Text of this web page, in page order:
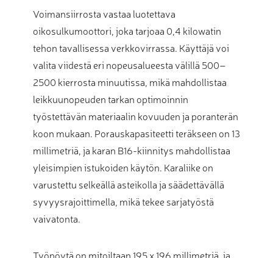
Voimansiirrosta vastaa luotettava
oikosulkumoottori, joka tarjoaa 0,4 kilowatin
tehon tavallisessa verkkovirrassa. Käyttäjä voi
valita viidestä eri nopeusalueesta välillä 500–
2500 kierrosta minuutissa, mikä mahdollistaa
leikkuunopeuden tarkan optimoinnin
työstettävän materiaalin kovuuden ja poranterän
koon mukaan. Porauskapasiteetti teräkseen on 13
millimetriä, ja karan B16-kiinnitys mahdollistaa
yleisimpien istukoiden käytön. Karaliike on
varustettu selkeällä asteikolla ja säädettävällä
syvyysrajoittimella, mikä tekee sarjatyöstä
vaivatonta.
Työpöytä on mitoiltaan 195 x 196 millimetriä, ja